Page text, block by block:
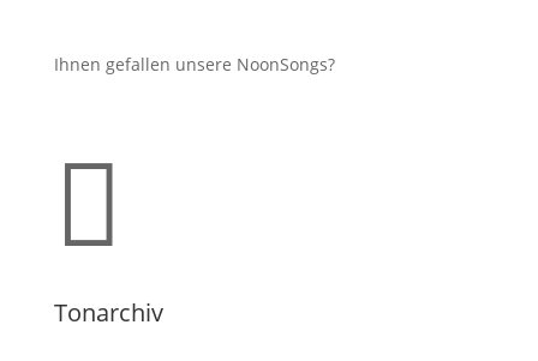
Ihnen gefallen unsere NoonSongs?

Tonarchiv